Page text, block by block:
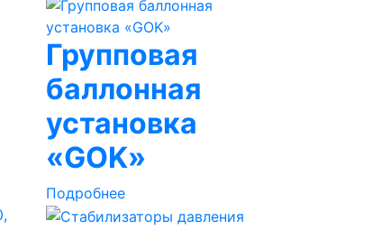
Групповая
баллонная
установка
«GOK»
Подробнее